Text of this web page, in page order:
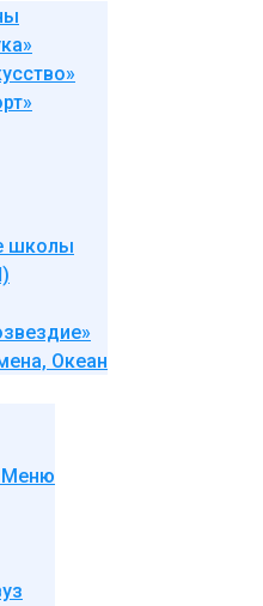
школы
Океан
Меню